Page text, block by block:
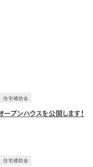
プンハウスを公開します！
住宅補助金
住宅補助金